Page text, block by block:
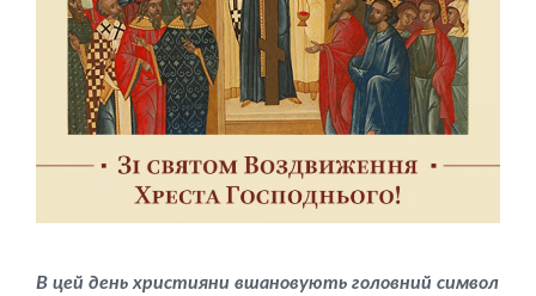
В цей день християни вшановують головний символ